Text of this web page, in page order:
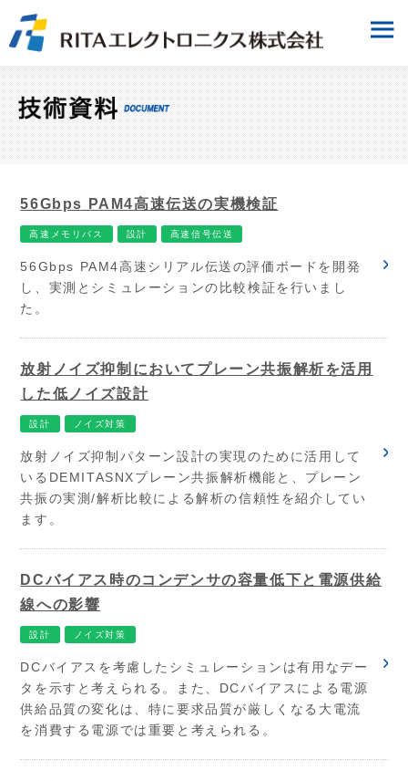
56Gbps PAM4高速伝送の実機検証
高速メモリバス 設計 高速信号伝送
56Gbps PAM4高速シリアル伝送の評価ボードを開発
し、実測とシミュレーションの比較検証を行いまし
た。
放射ノイズ抑制においてプレーン共振解析を活用
した低ノイズ設計
設計 ノイズ対策
放射ノイズ抑制パターン設計の実現のために活用して
いるDEMITASNXプレーン共振解析機能と、プレーン
共振の実測/解析比較による解析の信頼性を紹介してい
ます。
DCバイアス時のコンデンサの容量低下と電源供給
線への影響
設計 ノイズ対策
DCバイアスを考慮したシミュレーションは有用なデー
タを示すと考えられる。また、DCバイアスによる電源
供給品質の変化は、特に要求品質が厳しくなる大電流
を消費する電源では重要と考えられる。